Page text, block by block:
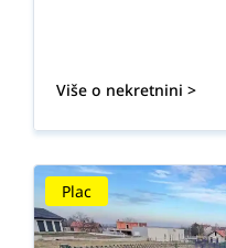
Više o nekretnini >
Plac